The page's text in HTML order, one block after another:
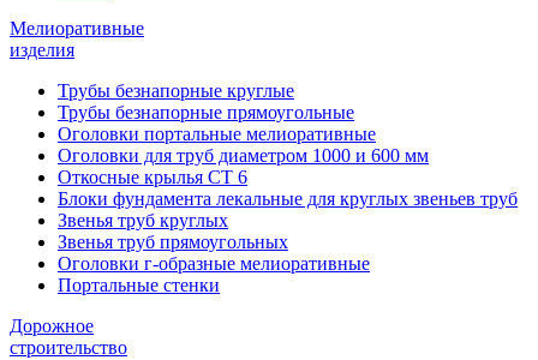
Мелиоративные
изделия
Трубы безнапорные круглые
Трубы безнапорные прямоугольные
Оголовки портальные мелиоративные
Оголовки для труб диаметром 1000 и 600 мм
Откосные крылья СТ 6
Блоки фундамента лекальные для круглых звеньев труб
Звенья труб круглых
Звенья труб прямоугольных
Оголовки г-образные мелиоративные
Портальные стенки
Дорожное
строительство